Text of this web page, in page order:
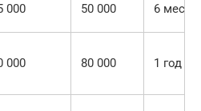
000 50 000 6
000 80 000 1 год